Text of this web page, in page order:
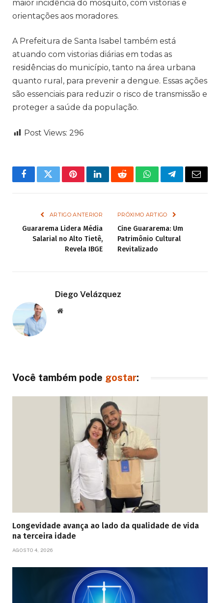
maior incidência do mosquito, com vistorias e
orientações aos moradores.
A Prefeitura de Santa Isabel também está
atuando com vistorias diárias em todas as
residências do município, tanto na área urbana
quanto rural, para prevenir a dengue. Essas ações
são essenciais para reduzir o risco de transmissão e
proteger a saúde da população.
Post Views: 296
FacebookTwitterPinterestLinkedInRedditWhatsAppTelegramEmail
ARTIGO ANTERIOR
Guararema Lidera Média
Salarial no Alto Tietê,
Revela IBGE
PRÓXIMO ARTIGO
Cine Guararema: Um
Patrimônio Cultural
Revitalizado
Diego Velázquez
Website
Você também pode gostar:
Longevidade avança ao lado da qualidade de vida
na terceira idade
AGOSTO 4, 2026